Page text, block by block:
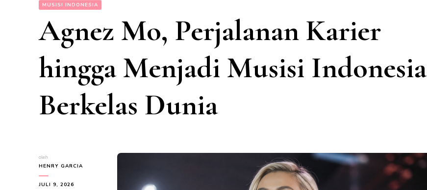
MUSISI INDONESIA
Agnez Mo, Perjalanan Karier
hingga Menjadi Musisi Indonesia
Berkelas Dunia
oleh
HENRY GARCIA
JULI 9, 2026